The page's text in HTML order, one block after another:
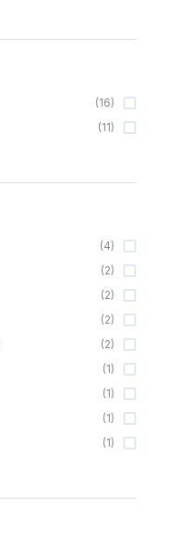
(16)
(11)
(4)
(2)
(2)
(2)
(2)
(1)
(1)
(1)
(1)